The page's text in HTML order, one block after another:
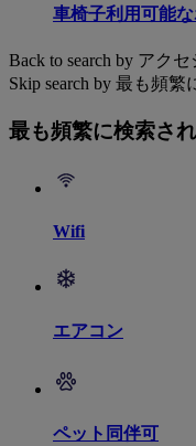
車椅子利用可能
Back to search by アク
Skip search by 最も頻
最も頻繁に検索さ
Wifi
エアコン
ペット同伴可